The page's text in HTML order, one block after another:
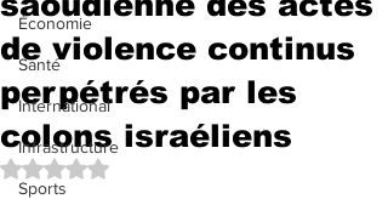
Économie
Santé
International
Infrastructure
Sports
de violence continus
perpétrés par les
colons israéliens
Noté NaN étoiles sur 5.